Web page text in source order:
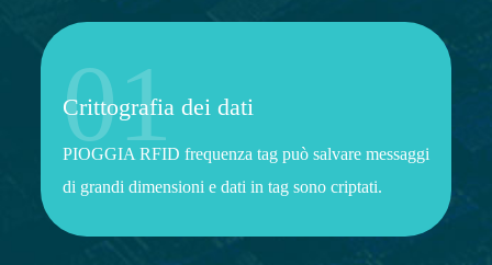
01
Crittografia dei dati
PIOGGIA RFID frequenza tag può salvare messaggi
di grandi dimensioni e dati in tag sono criptati.